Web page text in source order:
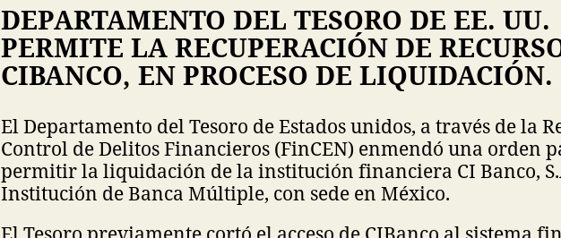
DEPARTAMENTO DEL TESORO DE EE. UU.
PERMITE LA RECUPERACIÓN DE
CIBANCO, EN PROCESO DE LIQUIDACIÓN.
El Departamento del Tesoro de Estados unidos, a través de la
Control de Delitos Financieros (FinCEN) enmendó una orden
permitir la liquidación de la institución financiera CI Banco,
Institución de Banca Múltiple, con sede en México.